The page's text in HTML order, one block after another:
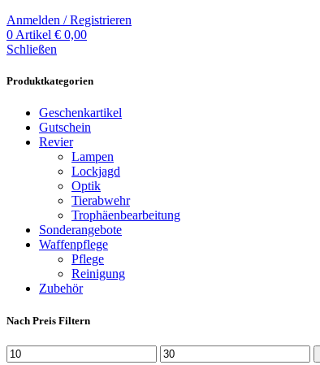
Anmelden / Registrieren
0 Artikel € 0,00
Schließen
Produktkategorien
Geschenkartikel
Gutschein
Revier
Lampen
Lockjagd
Optik
Tierabwehr
Trophäenbearbeitung
Sonderangebote
Waffenpflege
Pflege
Reinigung
Zubehör
Nach Preis Filtern
Min.
Max.